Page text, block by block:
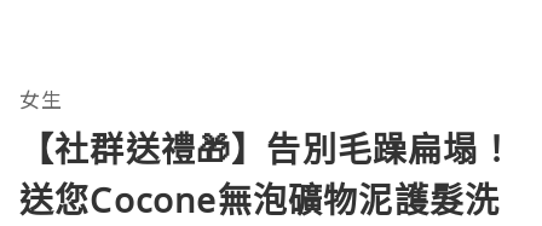
女生
【社群送禮🎁】告別毛躁扁塌！
送您Cocone無泡礦物泥護髮洗